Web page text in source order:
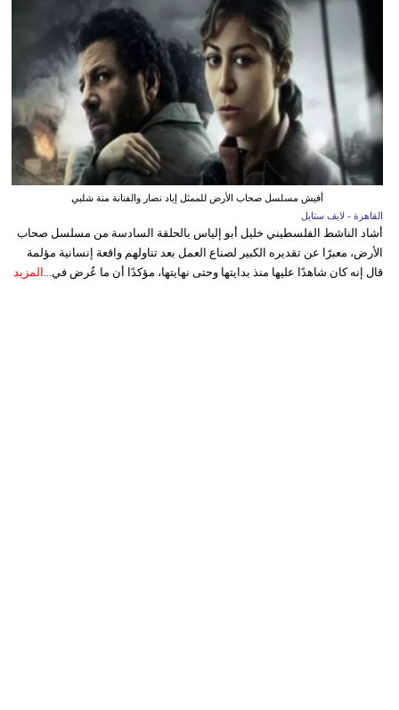
أفيش مسلسل صحاب الأرض للممثل إياد نصار والفنانة منة شلبي
القاهرة - لايف ستايل
أشاد الناشط الفلسطيني خليل أبو إلياس بالحلقة السادسة من مسلسل صحاب
الأرض، معبرًا عن تقديره الكبير لصناع العمل بعد تناولهم واقعة إنسانية مؤلمة
قال إنه كان شاهدًا عليها منذ بدايتها وحتى نهايتها، مؤكدًا أن ما عُرض في... المزيد